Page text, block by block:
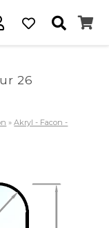
26
»Akryl - Facon -